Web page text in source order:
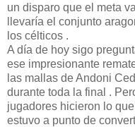
un disparo que el meta
llevaría el conjunto
los célticos .
A día de hoy sigo
ese impresionante
las mallas de Andoni
durante toda la final .
jugadores hicieron lo
estuvo a punto de